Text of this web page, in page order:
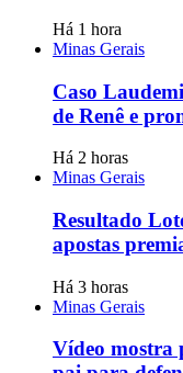
Há 1 hora
Minas Gerais
Caso
de Renê e
Há 2 horas
Minas Gerais
Resultado
apostas
Há 3 horas
Minas Gerais
Vídeo mostra